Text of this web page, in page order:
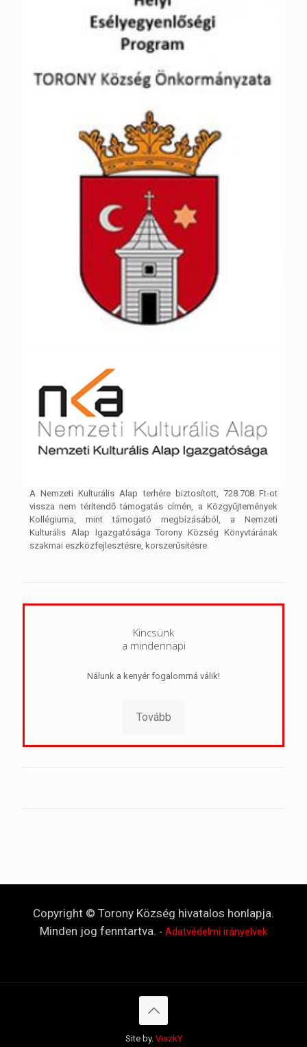
A Nemzeti Kulturális Alap terhére biztosított, 728.708 Ft-ot
vissza nem térítendő támogatás címén, a Közgyűjtemények
Kollégiuma, mint támogató megbízásából, a Nemzeti
Kulturális Alap Igazgatósága Torony Község Könyvtárának
szakmai eszközfejlesztésre, korszerűsítésre.
Kincsünk
a mindennapi
Nálunk a kenyér fogalommá válik!
Tovább
Copyright © Torony Község hivatalos honlapja.
Minden jog fenntartva. - Adatvédelmi irányelvek
Site by. ViszkY